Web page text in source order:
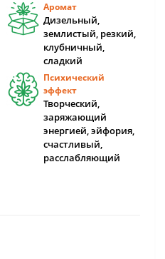
Аромат
Дизельный,
землистый, резкий,
клубничный,
сладкий
Психический
эффект
Творческий,
заряжающий
энергией, эйфория,
счастливый,
расслабляющий